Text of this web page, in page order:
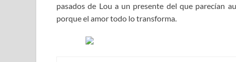
pasados de Lou a un presente del que parecían
porque el amor todo lo transforma.